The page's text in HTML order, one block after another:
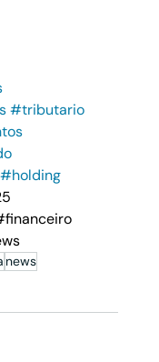
#tributario
#holding
news